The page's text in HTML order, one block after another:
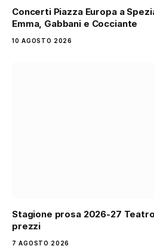
Concerti Piazza Europa a
Emma, Gabbani e Cocciante
10 AGOSTO 2026
Stagione prosa 2026-27
prezzi
7 AGOSTO 2026